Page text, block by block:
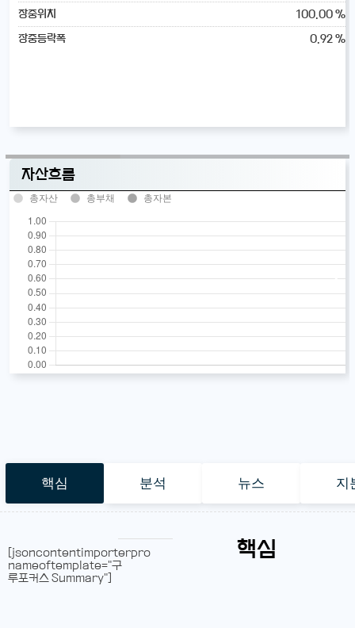
장중위치 100.00 %
장중등락폭 0.92 %
자산흐름
총자산 총부채 총자본
핵심 분석 뉴스 지
핵심
[jsoncontentimporterpro
nameoftemplate="구
루포커스 Summary"]